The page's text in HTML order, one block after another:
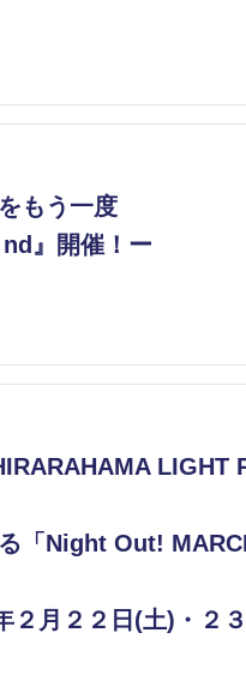
もう一度
』開催！ー
LIGHT
「Night Out!
２月２２日(土)・２